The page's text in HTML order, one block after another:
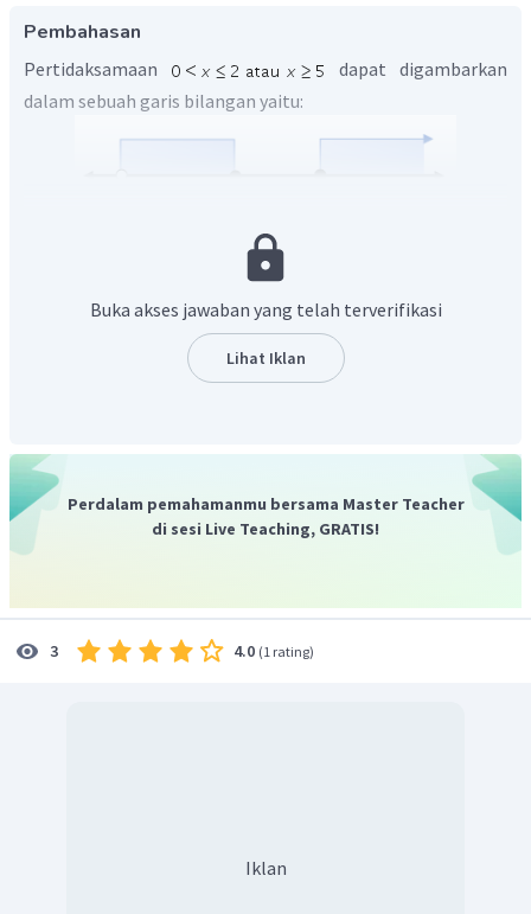
Pembahasan
Pertidaksamaan
dapat digambarkan
dalam sebuah garis bilangan yaitu:
Sedangkan dalam notasi interval, dapat dituliskan
Buka akses jawaban yang telah terverifikasi
Lihat Iklan
Perdalam pemahamanmu bersama Master Teacher
di sesi Live Teaching, GRATIS!
3 4.0 (1 rating)
Iklan